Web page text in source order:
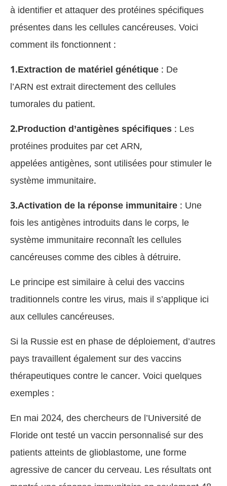
à identifier et attaquer des protéines spécifiques
présentes dans les cellules cancéreuses. Voici
comment ils fonctionnent :
1.Extraction de matériel génétique: De
l’ARN est extrait directement des cellules
tumorales du patient.
2.Production d’antigènes spécifiques: Les
protéines produites par cet ARN,
appelées antigènes, sont utilisées pour stimuler le
système immunitaire.
3.Activation de la réponse immunitaire: Une
fois les antigènes introduits dans le corps, le
système immunitaire reconnaît les cellules
cancéreuses comme des cibles à détruire.
Le principe est similaire à celui des vaccins
traditionnels contre les virus, mais il s’applique ici
aux cellules cancéreuses.
Si la Russie est en phase de déploiement, d’autres
pays travaillent également sur des vaccins
thérapeutiques contre le cancer. Voici quelques
exemples :
En mai 2024, des chercheurs de l’Université de
Floride ont testé un vaccin personnalisé sur des
patients atteints de glioblastome, une forme
agressive de cancer du cerveau. Les résultats ont